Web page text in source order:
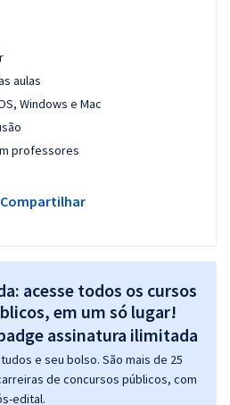
aulas
Windows e Mac
professores
Compartilhar
acesse todos os cursos
em um só lugar!
e seu bolso. São mais de 25
de concursos públicos, com
edital.